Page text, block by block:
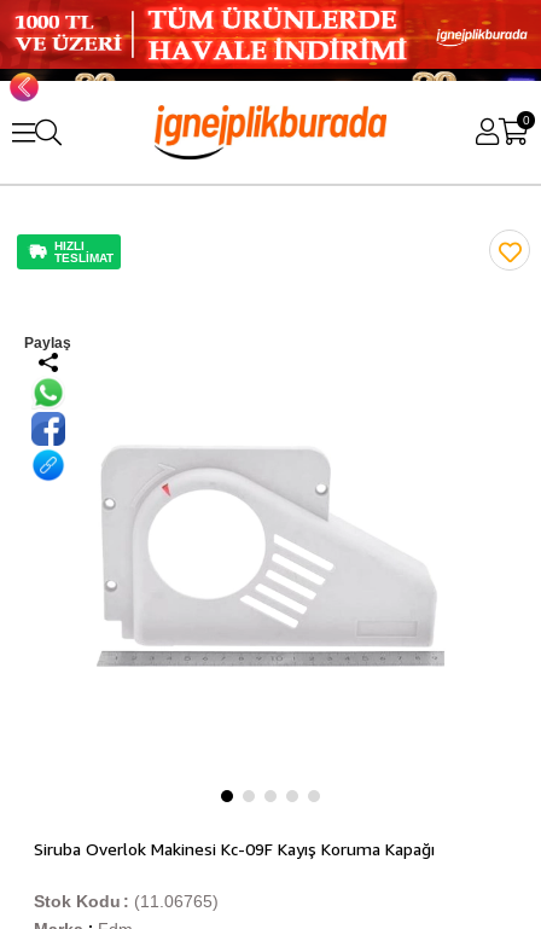
0
HIZLI
TESLİMAT
Paylaş
Siruba Overlok Makinesi Kc-09F Kayış Koruma Kapağı
(11.06765)
Stok Kodu